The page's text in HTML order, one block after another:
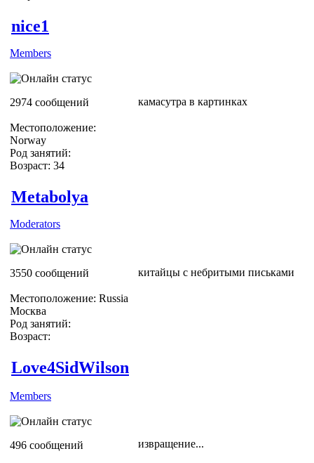
nice1
Members
2974 сообщений
Местоположение:
Norway
Род занятий:
Возраст: 34
камасутра в картинках
Metabolya
Moderators
3550 сообщений
Местоположение: Russia
Москва
Род занятий:
Возраст:
китайцы с небритыми письками
Love4SidWilson
Members
496 сообщений извращение...